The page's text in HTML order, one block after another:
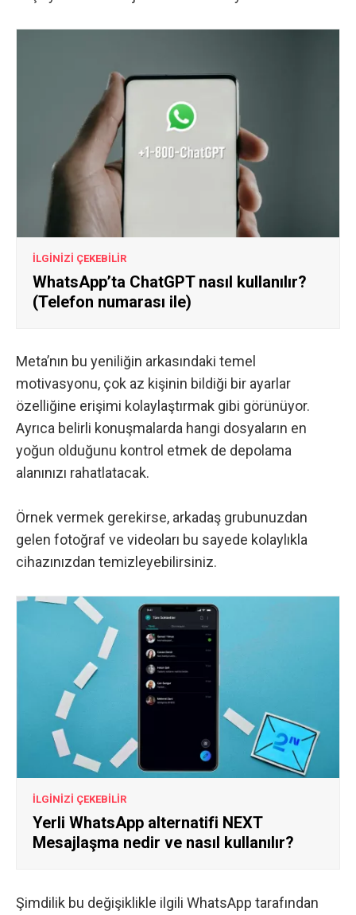
İLGİNİZİ ÇEKEBİLİR
WhatsApp’ta ChatGPT nasıl kullanılır?
(Telefon numarası ile)
Meta’nın bu yeniliğin arkasındaki temel
motivasyonu, çok az kişinin bildiği bir ayarlar
özelliğine erişimi kolaylaştırmak gibi görünüyor.
Ayrıca belirli konuşmalarda hangi dosyaların en
yoğun olduğunu kontrol etmek de depolama
alanınızı rahatlatacak.
Örnek vermek gerekirse, arkadaş grubunuzdan
gelen fotoğraf ve videoları bu sayede kolaylıkla
cihazınızdan temizleyebilirsiniz.
İLGİNİZİ ÇEKEBİLİR
Yerli WhatsApp alternatifi NEXT
Mesajlaşma nedir ve nasıl kullanılır?
Şimdilik bu değişiklikle ilgili WhatsApp tarafından